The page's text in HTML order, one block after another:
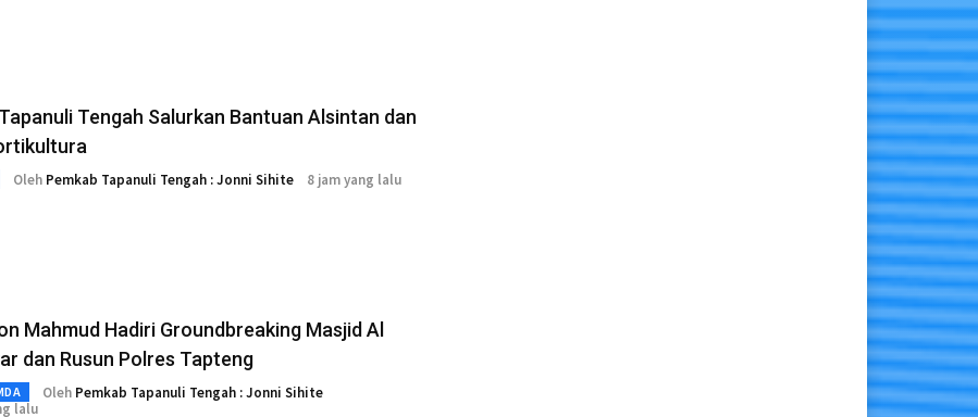
Tengah Salurkan Bantuan Alsintan dan
Oleh Pemkab Tapanuli Tengah : Jonni Sihite 8 jam yang lalu
Mahmud Hadiri Groundbreaking Masjid Al
dan Rusun Polres Tapteng
Oleh Pemkab Tapanuli Tengah : Jonni Sihite
lalu